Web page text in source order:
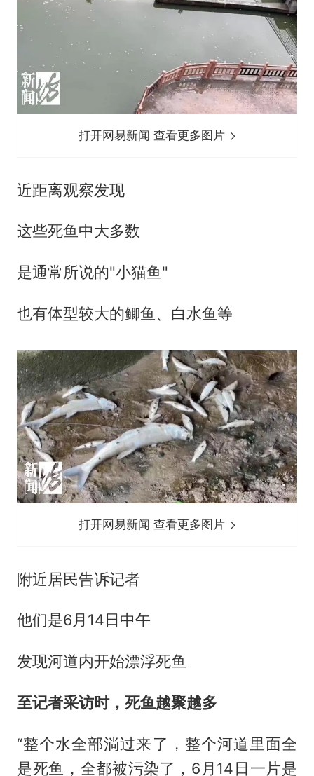
打开网易新闻 查看更多图片
近距离观察发现
这些死鱼中大多数
是通常所说的"小猫鱼"
也有体型较大的鲫鱼、白水鱼等
打开网易新闻 查看更多图片
附近居民告诉记者
他们是6月14日中午
发现河道内开始漂浮死鱼
至记者采访时，死鱼越聚越多
“整个水全部淌过来了，整个河道里面全
是死鱼，全都被污染了，6月14日一片是